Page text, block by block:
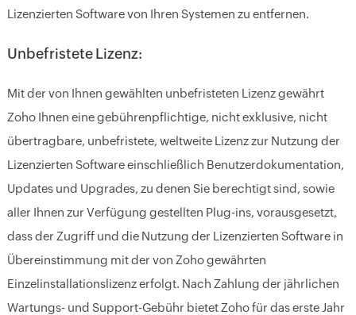
Lizenzierten Software von Ihren Systemen zu entfernen.
Unbefristete Lizenz:
Mit der von Ihnen gewählten unbefristeten Lizenz gewährt
Zoho Ihnen eine gebührenpflichtige, nicht exklusive, nicht
übertragbare, unbefristete, weltweite Lizenz zur Nutzung der
Lizenzierten Software einschließlich Benutzerdokumentation,
Updates und Upgrades, zu denen Sie berechtigt sind, sowie
aller Ihnen zur Verfügung gestellten Plug-ins, vorausgesetzt,
dass der Zugriff und die Nutzung der Lizenzierten Software in
Übereinstimmung mit der von Zoho gewährten
Einzelinstallationslizenz erfolgt. Nach Zahlung der jährlichen
Wartungs- und Support-Gebühr bietet Zoho für das erste Jahr